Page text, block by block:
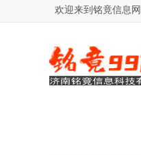
欢迎来到铭竟信息网